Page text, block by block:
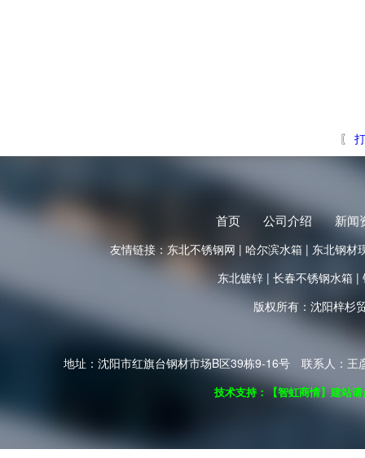
〖
首页 公司介绍 新闻
友情链接：东北不锈钢网 | 哈尔滨水箱 | 东北钢材
东北镀锌 | 长春不锈钢水箱 |
版权所有：沈阳梓杉
地址：沈阳市红旗台钢材市场B区39栋9-16号 联系人
技术支持：【智虹商情】建站